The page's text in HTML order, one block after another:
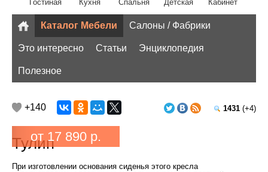
Гостиная Кухня Спальня Детская Кабинет
Разное
Каталог Мебели Салоны / Фабрики
Это интересно Статьи Энциклопедия
Полезное
1431 (+4)
+140
Тулип
от 17 890 р.
При изготовлении основания сиденья этого кресла